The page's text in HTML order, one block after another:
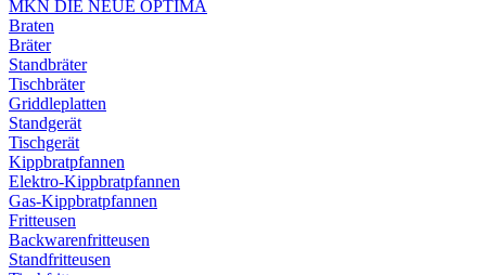
MKN DIE NEUE OPTIMA
Braten
Bräter
Standbräter
Tischbräter
Griddleplatten
Standgerät
Tischgerät
Kippbratpfannen
Elektro-Kippbratpfannen
Gas-Kippbratpfannen
Fritteusen
Backwarenfritteusen
Standfritteusen